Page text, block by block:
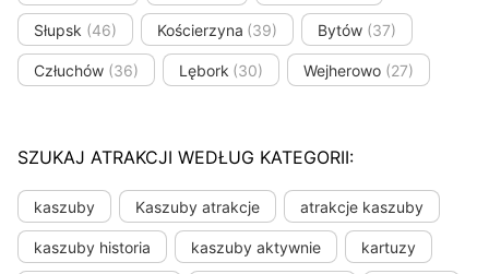
Słupsk (46) Kościerzyna (39) Bytów (37)
Człuchów (36) Lębork (30) Wejherowo (27)
SZUKAJ ATRAKCJI WEDŁUG KATEGORII:
kaszuby Kaszuby atrakcje atrakcje kaszuby
kaszuby historia kaszuby aktywnie kartuzy